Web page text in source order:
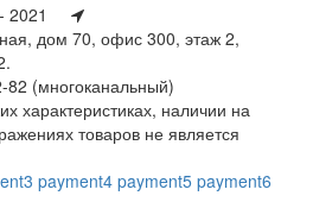
- 2021
дом 70, офис 300, этаж 2,
(многоканальный)
характеристиках, наличии на
товаров не является
payment4 payment5 payment6